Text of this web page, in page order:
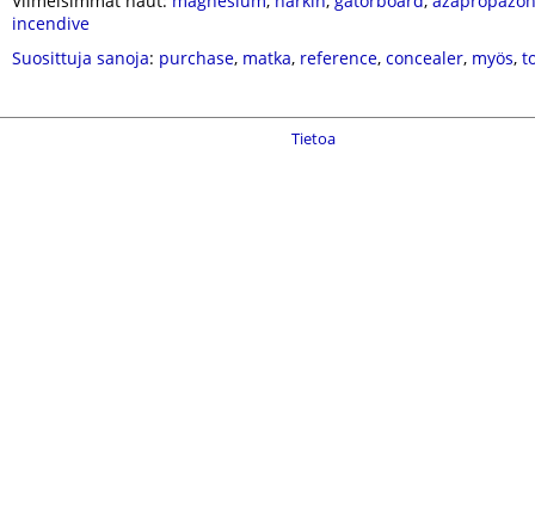
incendive
Suosittuja sanoja: purchase, matka, reference, concealer, myös,
Tietoa